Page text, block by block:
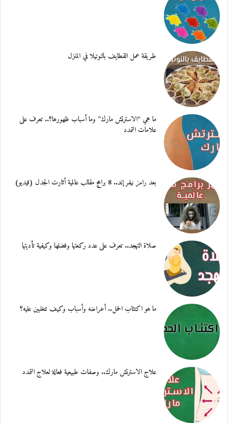
طريقة عمل القطايف بالنوتيلا في المنزل
ما هي “الاسترتش مارك” وما أسباب ظهورها؟.. تعرف على
علامات التمدد
بعد رامز نيفر إند.. 8 برامج مقالب عالمية أثارت الجدل (فيديو)
صلاة التهجد.. تعرف على عدد ركعتها وفضلها وكيفية تأديتها
ما هو اكتئاب الحمل.. أعراضه وأسباب وكيف تتغلبين عليه؟
علاج الاسترتش مارك.. وصفات طبيعية فعالة لعلاج التمدد